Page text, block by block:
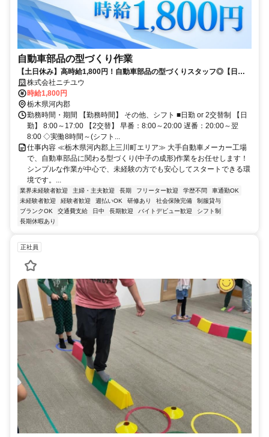
自動車部品の型づくり作業
【土日休み】高時給1,800円！自動車部品の型づくりスタッフ◎【日勤
or2交替が選べる】
株式会社ニチユウ
時給1,800円
栃木県河内郡
勤務時間・期間 【勤務時間】 その他、シフト ■日勤 or 2交替制 【日
勤】 8:00～17:00 【2交替】 早番：8:00～20:00 遅番：20:00～翌
8:00 ◇実働8時間～(シフト...
仕事内容 ≪栃木県河内郡上三川町エリア≫ 大手自動車メーカー工場
で、自動車部品に関わる型づくり(中子の成形)作業をお任せします！
シンプルな作業が中心で、未経験の方でも安心してスタートできる環
境です。...
業界未経験者歓迎 主婦・主夫歓迎 長期 フリーター歓迎 学歴不問
車通勤OK
未経験者歓迎
経験者歓迎 週払いOK 研修あり 社会保険完備
制服貸与
ブランクOK
交通費支給 日中 長期歓迎 バイトデビュー歓迎
シフト制
長期休暇あり
正社員